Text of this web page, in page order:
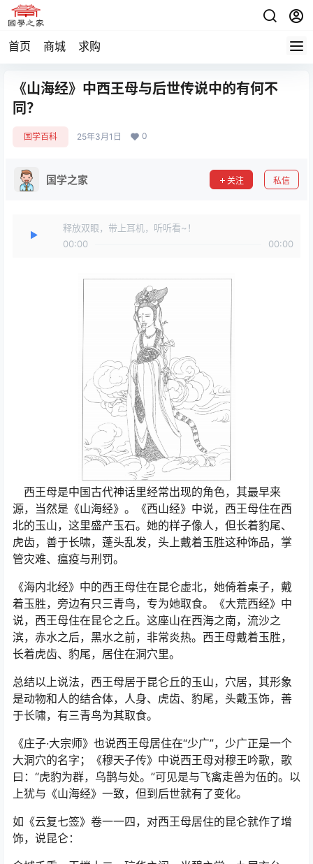
首页 商城 求购
《山海经》中西王母与后世传说中的有何不
同？
国学百科 25年3月1日 0
国学之家 关注 私信
释放双眼，带上耳机，听听看~！
00:00
00:00
西王母是中国古代神话里经常出现的角色，其最早来
源，当然是《山海经》。《西山经》中说，西王母住在西
北的玉山，这里盛产玉石。她的样子像人，但长着豹尾、
虎齿，善于长啸，蓬头乱发，头上戴着玉胜这种饰品，掌
管灾难、瘟疫与刑罚。
《海内北经》中的西王母住在昆仑虚北，她倚着桌子，戴
着玉胜，旁边有只三青鸟，专为她取食。《大荒西经》中
说，西王母住在昆仑之丘。这座山在西海之南，流沙之
滨，赤水之后，黑水之前，非常炎热。西王母戴着玉胜，
长着虎齿、豹尾，居住在洞穴里。
总结以上说法，西王母居于昆仑丘的玉山，穴居，其形象
是动物和人的结合体，人身、虎齿、豹尾，头戴玉饰，善
于长啸，有三青鸟为其取食。
《庄子·大宗师》也说西王母居住在“少广”，少广正是一个
大洞穴的名字；《穆天子传》中说西王母对穆王吟歌，歌
曰：“虎豹为群，乌鹊与处。”可见是与飞禽走兽为伍的。以
上犹与《山海经》一致，但到后世就有了变化。
如《云复七签》卷一一四，对西王母居住的昆仑就作了增
饰，说昆仑：